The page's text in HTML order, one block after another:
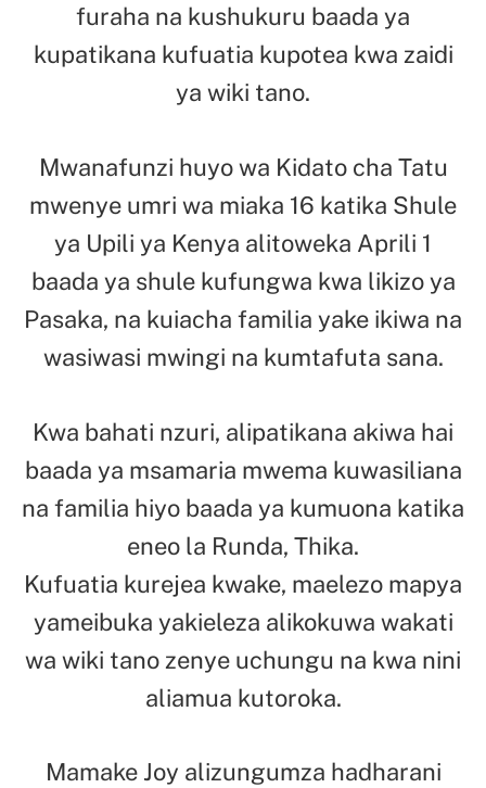
furaha na kushukuru baada ya
kupatikana kufuatia kupotea kwa zaidi
ya wiki tano.
Mwanafunzi huyo wa Kidato cha Tatu
mwenye umri wa miaka 16 katika Shule
ya Upili ya Kenya alitoweka Aprili 1
baada ya shule kufungwa kwa likizo ya
Pasaka, na kuiacha familia yake ikiwa na
wasiwasi mwingi na kumtafuta sana.
Kwa bahati nzuri, alipatikana akiwa hai
baada ya msamaria mwema kuwasiliana
na familia hiyo baada ya kumuona katika
eneo la Runda, Thika.
Kufuatia kurejea kwake, maelezo mapya
yameibuka yakieleza alikokuwa wakati
wa wiki tano zenye uchungu na kwa nini
aliamua kutoroka.
Mamake Joy alizungumza hadharani